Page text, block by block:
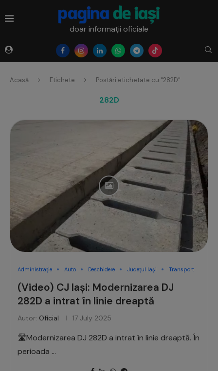
doar informații oficiale
Acasă Etichete Postări etichetate cu "282D"
282D
Administrație Auto Deschidere Județul Iași Transport
(Video) CJ Iași: Modernizarea DJ
282D a intrat în linie dreaptă
Autor: Oficial 17 July 2025
🛣Modernizarea DJ 282D a intrat în linie dreaptă. În
perioada …